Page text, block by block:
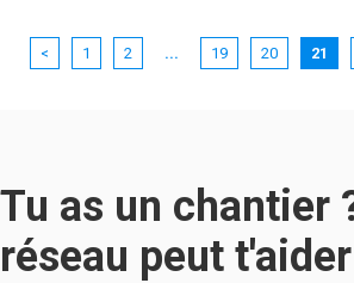
< 1 2 ... 19 20 21
Tu as un chantier
réseau peut t'aider